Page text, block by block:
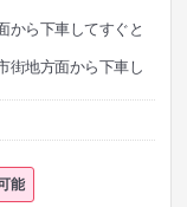
から下車してすぐと
街地方面から下車し
能